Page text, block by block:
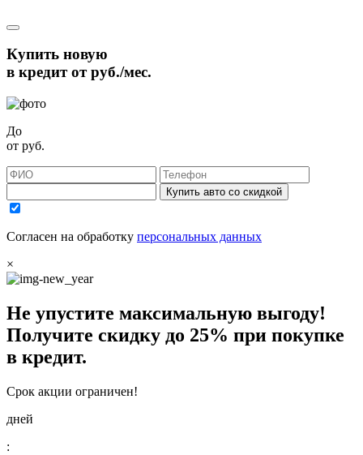
Купить новую
в кредит отруб./мес.
До
от руб.
Купить авто со скидкой
Согласен на обработку персональных данных
×
Не упустите максимальную выгоду!
Получите скидку до 25% при покупке
в кредит.
Срок акции ограничен!
дней
: